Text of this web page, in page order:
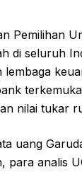
Pemilihan
di seluruh
lembaga
nilai tukar
uang
para analis